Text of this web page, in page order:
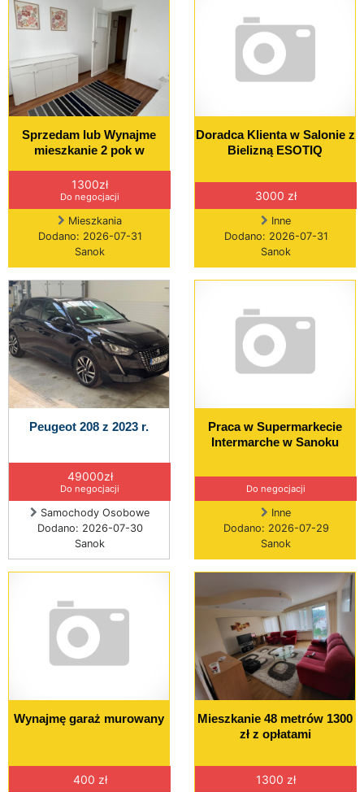
Sprzedam lub Wynajme
mieszkanie 2 pok w
1300zł
Do negocjacji
Mieszkania
Dodano: 2026-07-31
Sanok
Doradca Klienta w Salonie z
Bielizną ESOTIQ
3000 zł
Inne
Dodano: 2026-07-31
Sanok
Peugeot 208 z 2023 r.
49000zł
Do negocjacji
Samochody Osobowe
Dodano: 2026-07-30
Sanok
Praca w Supermarkecie
Intermarche w Sanoku
Do negocjacji
Inne
Dodano: 2026-07-29
Sanok
Wynajmę garaż murowany
400 zł
Mieszkanie 48 metrów 1300
zł z opłatami
1300 zł